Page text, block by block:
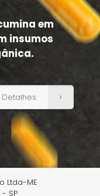
em
insumos
Ltda-ME
SP